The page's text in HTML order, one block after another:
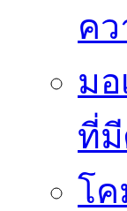
ค
ม
ที่
โค